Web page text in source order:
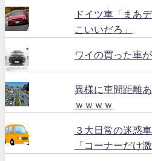
ドイツ車「まあ
こいいだろ」
ワイの買った車
異様に車間距離
ｗｗｗｗ
３大日常の迷惑
「コーナーだけ激